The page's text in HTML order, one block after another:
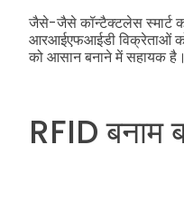
जैसे-जैसे कॉन्टैक्टलेस स्मार्ट
आरआईएफआईडी विक्रेताओं
को आसान बनाने में सहायक है।
RFID बनाम